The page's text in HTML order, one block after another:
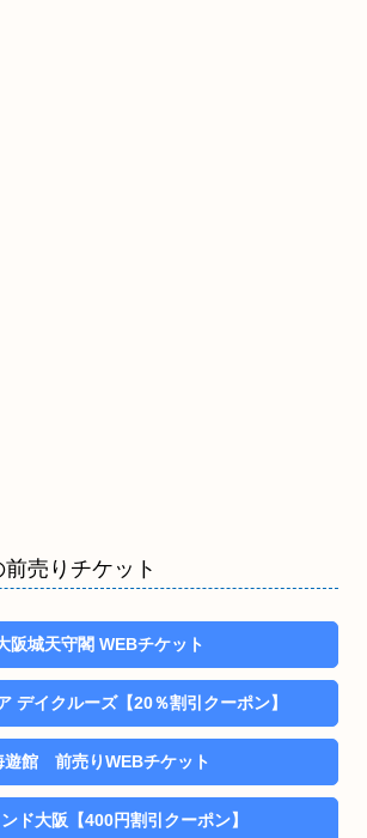
売りチケット
阪城天守閣 WEBチケット
デイクルーズ【20％割引クーポン】
遊館 前売りWEBチケット
ド大阪【400円割引クーポン】